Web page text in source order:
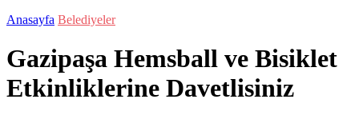
Anasayfa Belediyeler
Gazipaşa Hemsball ve Bisiklet
Etkinliklerine Davetlisiniz